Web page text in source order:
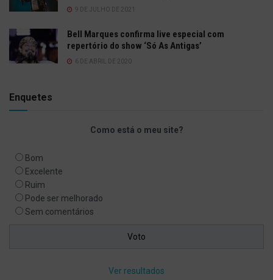
9 DE JULHO DE 2021
Bell Marques confirma live especial com
repertório do show ‘Só As Antigas’
6 DE ABRIL DE 2020
Enquetes
Como está o meu site?
Bom
Excelente
Ruim
Pode ser melhorado
Sem comentários
Ver resultados